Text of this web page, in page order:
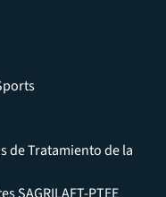
de Tratamiento de la